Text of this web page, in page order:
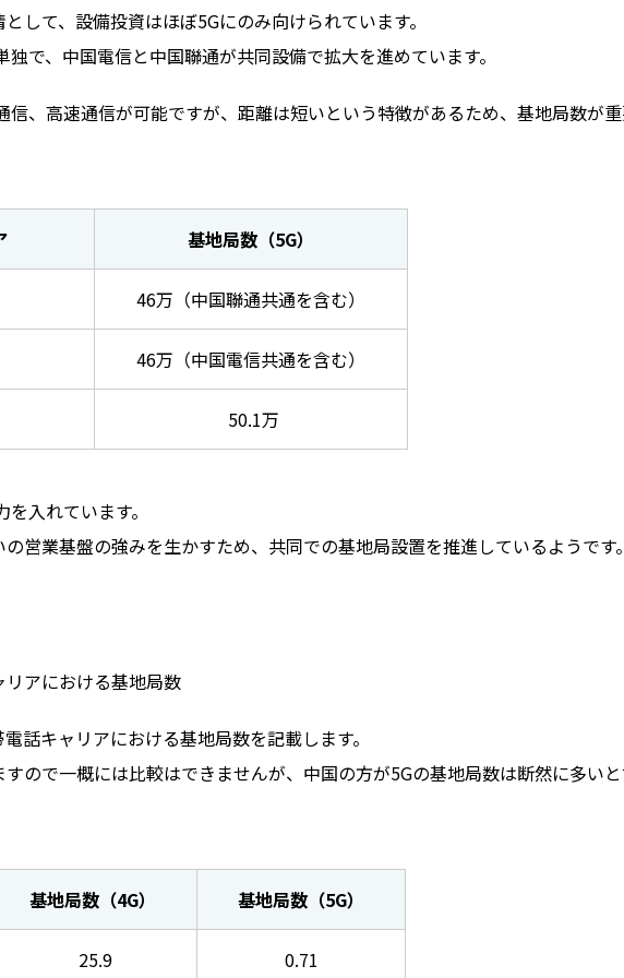
して、設備投資はほぼ5Gにのみ向けられています。
で、中国電信と中国聯通が共同設備で拡大を進めています。
信、高速通信が可能ですが、距離は短いという特徴があるため、基地局数が
基地局数（5G）
46万（中国聯通共通を含む）
46万（中国電信共通を含む）
50.1万
入れています。
営業基盤の強みを生かすため、共同での基地局設置を推進しているようです
リアにおける基地局数
話キャリアにおける基地局数を記載します。
ので一概には比較はできませんが、中国の方が5Gの基地局数は断然に多い
基地局数（4G） 基地局数（5G）
25.9 0.71